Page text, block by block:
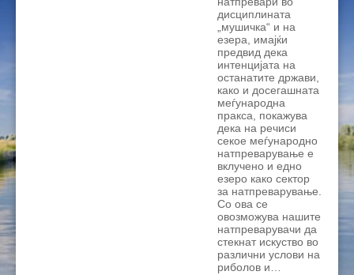
дисциплината
„мушичка“ и на
езера, имајќи
предвид дека
интенцијата на
останатите држави,
како и досегашната
меѓународна
пракса, покажува
дека на речиси
секое меѓународно
натпреварување е
вклучено и едно
езеро како сектор
за натпреварување.
Со ова се
овозможува нашите
натпреварувачи да
стекнат искуство во
различни услови на
риболов и…